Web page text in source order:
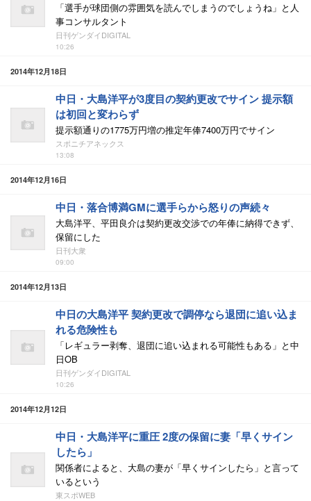
「選手が球団側の雰囲気を読んでしまうのでしょうね」と人
事コンサルタント
日刊ゲンダイDIGITAL
10:26
2014年12月18日
中日・大島洋平が3度目の契約更改でサイン 提示額
は初回と変わらず
提示額通りの1775万円増の推定年俸7400万円でサイン
スポニチアネックス
13:08
2014年12月16日
中日・落合博満GMに選手らから怒りの声続々
大島洋平、平田良介は契約更改交渉での年俸に納得できず、
保留にした
日刊大衆
09:00
2014年12月13日
中日の大島洋平 契約更改で調停なら退団に追い込ま
れる危険性も
「レギュラー剥奪、退団に追い込まれる可能性もある」と中
日OB
日刊ゲンダイDIGITAL
10:26
2014年12月12日
中日・大島洋平に重圧 2度の保留に妻「早くサイン
したら」
関係者によると、大島の妻が「早くサインしたら」と言って
いるという
東スポWEB